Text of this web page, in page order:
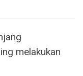
melakukan